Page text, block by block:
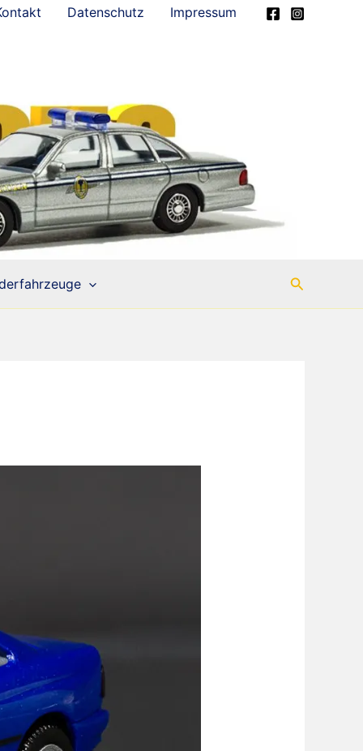
Datenschutz Impressum
Suchen